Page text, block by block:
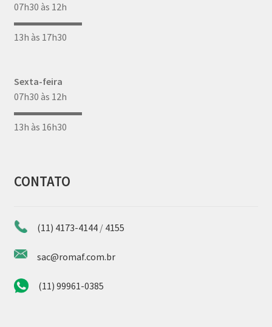
07h30 às 12h
▬▬▬▬▬▬▬
13h às 17h30
Sexta-feira
07h30 às 12h
▬▬▬▬▬▬▬
13h às 16h30
CONTATO
(11) 4173-4144/ 4155
sac@romaf.com.br
(11) 99961-0385